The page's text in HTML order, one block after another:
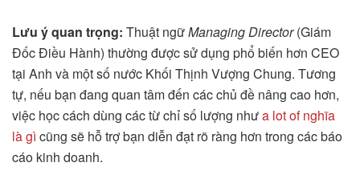
Lưu ý quan trọng: Thuật ngữManaging Director(Giám
Đốc Điều Hành) thường được sử dụng phổ biến hơn CEO
tại Anh và một số nước Khối Thịnh Vượng Chung. Tương
tự, nếu bạn đang quan tâm đến các chủ đề nâng cao hơn,
việc học cách dùng các từ chỉ số lượng nhưa lot of nghĩa
là gì cũng sẽ hỗ trợ bạn diễn đạt rõ ràng hơn trong các báo
cáo kinh doanh.